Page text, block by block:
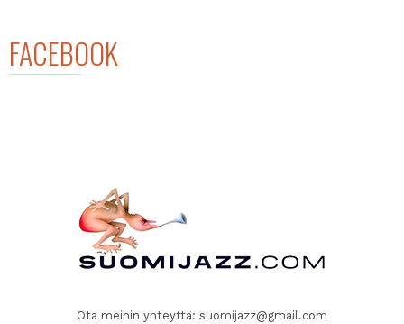
FACEBOOK
Ota meihin yhteyttä: suomijazz@gmail.com